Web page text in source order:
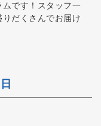
です！スタッフ一
だくさんでお届け